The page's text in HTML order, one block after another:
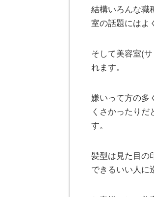
結構いろんな職
室の話題にはよ
そして美容室(
れます。
嫌いって方の多
くさかったりだ
す。
髪型は見た目の
できるいい人に